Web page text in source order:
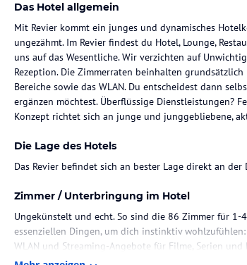
Das Hotel allgemein
Mit Revier kommt ein junges und dynamisches
ungezähmt. Im Revier findest du Hotel, Lounge,
uns auf das Wesentliche. Wir verzichten auf
Rezeption. Die Zimmerraten beinhalten
Bereiche sowie das WLAN. Du entscheidest dann
ergänzen möchtest. Überflüssige Dienstleistungen?
Konzept richtet sich an junge und junggebliebene,
Die Lage des Hotels
Das Revier befindet sich an bester Lage direkt an der
Zimmer / Unterbringung im Hotel
Ungekünstelt und echt. So sind die 86 Zimmer für
essenziellen Dingen, um dich instinktiv wohlzufühlen:
WLAN und Streaming-Angebote für Filme, Serien